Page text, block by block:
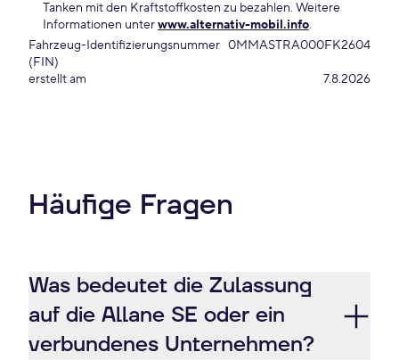
Tanken mit den Kraftstoffkosten zu bezahlen. Weitere
Informationen unterwww.alternativ-mobil.info.
Fahrzeug-Identifizierungsnummer
(FIN)
0MMASTRA000FK2604
erstellt am 7.8.2026
Häufige Fragen
Was bedeutet die Zulassung
auf die Allane SE oder ein
verbundenes Unternehmen?